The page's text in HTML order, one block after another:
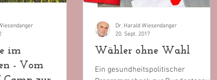
im
- Vom
Wähler ohne Wahl
Ein gesundheitspolitischer
Dr. Harald Wiesendanger
20. Sept. 2017